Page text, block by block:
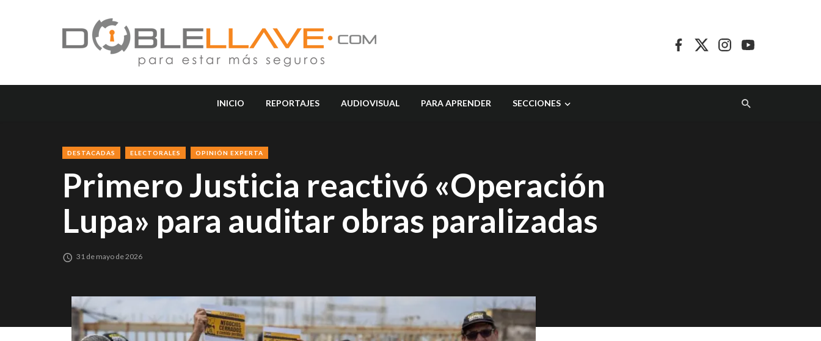
INICIO REPORTAJES AUDIOVISUAL PARA APRENDER SECCIONES
DESTACADAS ELECTORALES OPINIÓN EXPERTA
Primero Justicia reactivó «Operación
Lupa» para auditar obras paralizadas
31 de mayo de 2026